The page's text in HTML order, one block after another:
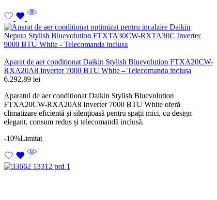
Aparat de aer conditionat Daikin Stylish Bluevolution FTXA20CW-
RXA20A8 Inverter 7000 BTU White – Telecomanda inclusa
6.292,89 lei
Aparatul de aer condiționat Daikin Stylish Bluevolution
FTXA20CW-RXA20A8 Inverter 7000 BTU White oferă
climatizare eficientă și silențioasă pentru spații mici, cu design
elegant, consum redus și telecomandă inclusă.
-10%Limitat